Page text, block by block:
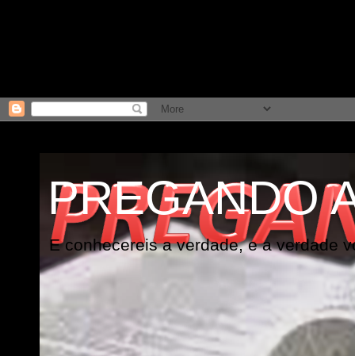
PREGANDO
E conhecereis a verdade, e a verdade